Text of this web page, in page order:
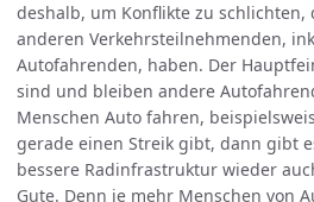
deshalb, um Konflikte zu
anderen Verkehrsteilnehmenden,
Autofahrenden, haben. Der
sind und bleiben andere
Menschen Auto fahren,
gerade einen Streik gibt, dann gibt
bessere Radinfrastruktur wieder
Gute. Denn je mehr Menschen von